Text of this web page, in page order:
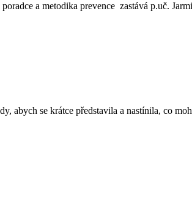
a metodika prevence zastává p.uč.
abych se krátce představila a nastínila, co